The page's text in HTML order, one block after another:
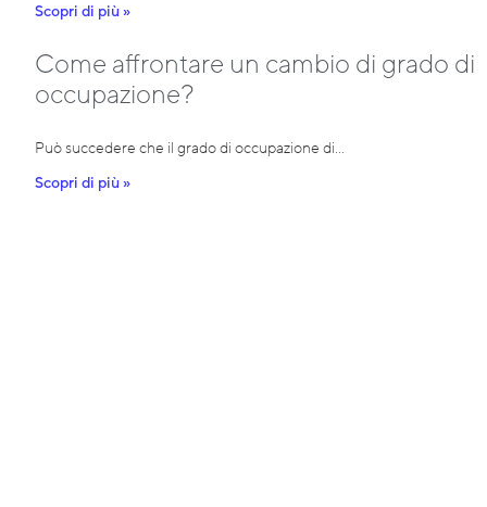
Scopri di più »
Come affrontare un cambio di grado di
occupazione?
Può succedere che il grado di occupazione di…
Scopri di più »